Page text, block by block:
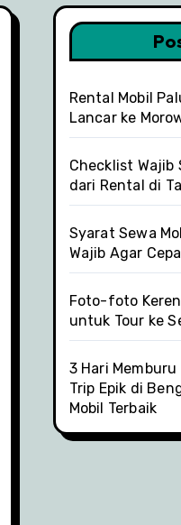
Rental Mobil
Lancar ke
Checklist Wajib
dari Rental di
Syarat Sewa
Wajib Agar
Foto-foto
untuk Tour ke
3 Hari
Trip Epik di
Mobil Terbaik